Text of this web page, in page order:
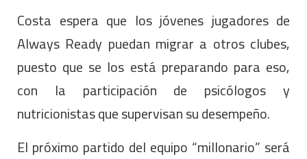
Costa espera que los jóvenes jugadores de
Always Ready puedan migrar a otros clubes,
puesto que se los está preparando para eso,
con la participación de psicólogos y
nutricionistas que supervisan su desempeño.
El próximo partido del equipo “millonario” será